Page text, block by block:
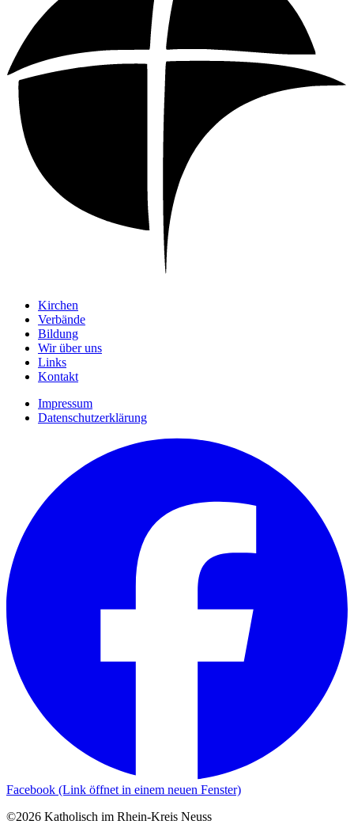
Kirchen
Verbände
Bildung
Wir über uns
Links
Kontakt
Impressum
Datenschutzerklärung
Facebook (Link öffnet in einem neuen Fenster)
©2026 Katholisch im Rhein-Kreis Neuss